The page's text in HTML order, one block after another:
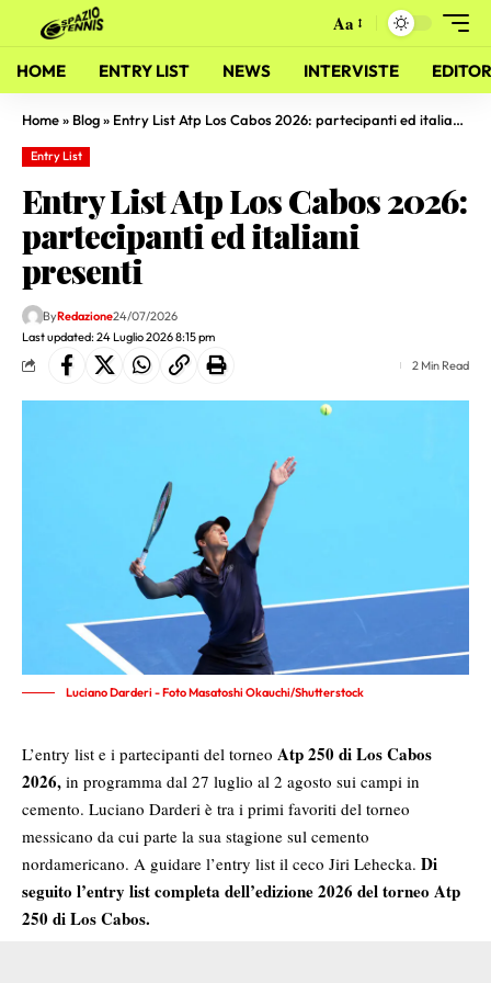
Aa
HOME ENTRY LIST NEWS INTERVISTE
Home» Blog» Entry List Atp Los Cabos 2026: partecipanti ed italiani presenti
Entry List
Entry List Atp Los Cabos 2026:
partecipanti ed italiani
presenti
Last updated: 24 Luglio 2026 8:15 pm
ByRedazione24/07/2026
2 Min Read
Luciano Darderi - Foto Masatoshi Okauchi/Shutterstock
L’entry list e i partecipanti del torneo Atp 250 di Los Cabos
2026, in programma dal 27 luglio al 2 agosto sui campi in
cemento. Luciano Darderi è tra i primi favoriti del torneo
messicano da cui parte la sua stagione sul cemento
nordamericano. A guidare l’entry list il ceco Jiri Lehecka. Di
seguito l’entry list completa dell’edizione 2026 del torneo Atp
250 di Los Cabos.